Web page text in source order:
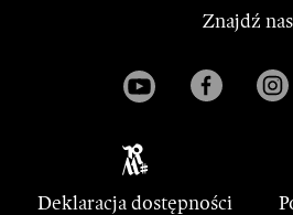
Znajdź nas
Deklaracja dostępności